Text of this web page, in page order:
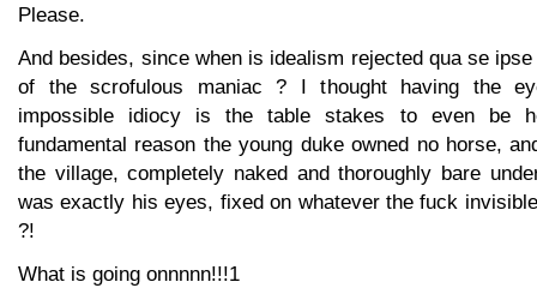
Please.
And besides, since when is idealism rejected qua se
of the scrofulous maniac ? I thought having the
impossible idiocy is the table stakes to even be
fundamental reason the young duke owned no horse,
the village, completely naked and thoroughly bare
was exactly his eyes, fixed on whatever the fuck
?!
What is going onnnnn!!!1